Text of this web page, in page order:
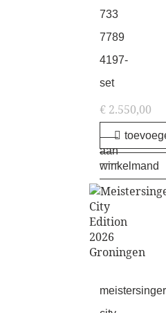
733
7789
4197-
set
€2.550,00
aan
winkelmand
meistersinger